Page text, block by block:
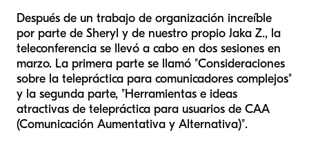
Después de un trabajo de organización increíble
por parte de Sheryl y de nuestro propio Jaka Z., la
teleconferencia se llevó a cabo en dos sesiones en
marzo. La primera parte se llamó "Consideraciones
sobre la telepráctica para comunicadores complejos"
y la segunda parte, "Herramientas e ideas
atractivas de telepráctica para usuarios de CAA
(Comunicación Aumentativa y Alternativa)".